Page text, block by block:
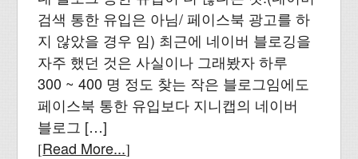
검색 통한 유입은 아님/ 페이스북 광고를 하
지 않았을 경우 임) 최근에 네이버 블로깅을
자주 했던 것은 사실이나 그래봤자 하루
300 ~ 400 명 정도 찾는 작은 블로그임에도
페이스북 통한 유입보다 지니캡의 네이버
블로그 […]
[Read More...]